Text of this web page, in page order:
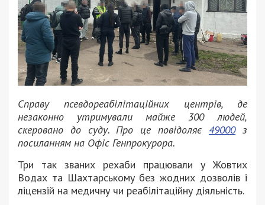
Справу псевдореабілітаційних центрів, де
незаконно утримували майже 300 людей,
скеровано до суду. Про це повідоляє 49000з
посиланням на Офіс Генпрокурора.
Три так званих рехаби працювали у Жовтих
Водах та Шахтарському без жодних дозволів і
ліцензій на медичну чи реабілітаційну діяльність.